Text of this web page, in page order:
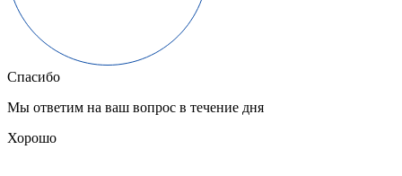
Спасибо
Мы ответим на ваш вопрос в течение дня
Хорошо